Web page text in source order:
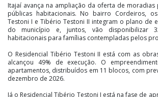
Itajaí avança na ampliação da oferta de
públicas habitacionais. No bairro Cordeiros,
Testoni I e Tibério Testoni II integram o plano de
do município e, juntos, vão disponibilizar
habitacionais para famílias contempladas pelos
O Residencial Tibério Testoni II está com as
alcançou 49% de execução. O
apartamentos, distribuídos em 11 blocos, com
dezembro de 2026.
Já o Residencial Tibério Testoni I está na fase de